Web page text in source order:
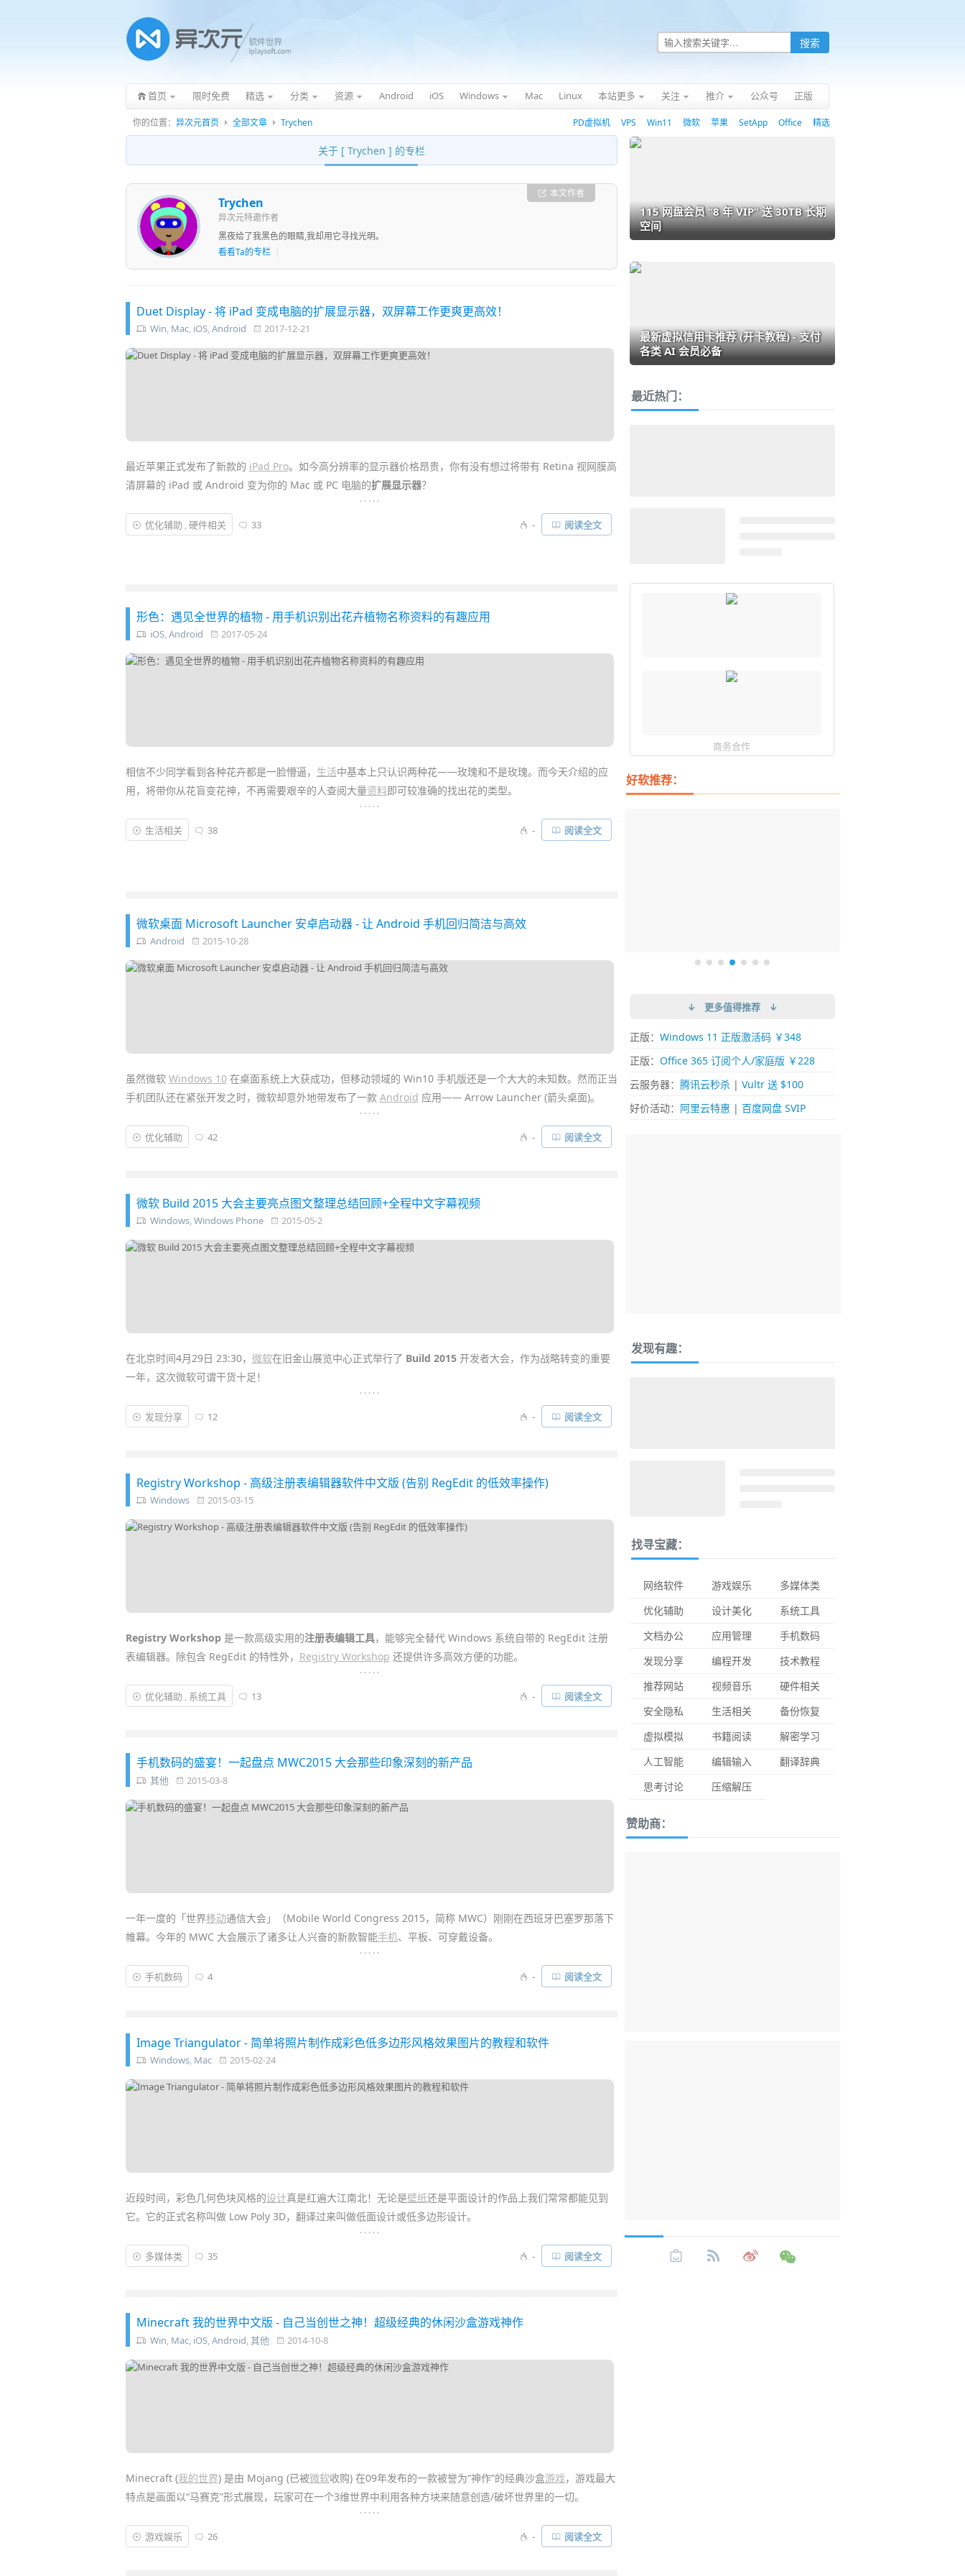
首页 限时免费 精选 分类 资源 Android iOS Windows Mac Linux 本站更多 关注 推介 公众号 正版
你的位置： 异次元首页 全部文章 Trychen PD虚拟机 VPS Win11 微软 苹果 SetApp Office 精选
关于 [ Trychen ] 的专栏
Trychen
异次元特邀作者
黑夜给了我黑色的眼睛,我却用它寻找光明。‍‍‍
看看Ta的专栏|
本文作者
Duet Display - 将 iPad 变成电脑的扩展显示器，双屏幕工作更爽更高效！
Win, Mac, iOS,Android 2017-12-21
最近苹果正式发布了新款的 iPad Pro。如今高分辨率的显示器价格昂贵，你有没有想过将带有 Retina 视网膜高
清屏幕的 iPad 或 Android 变为你的 Mac 或 PC 电脑的扩展显示器？
Duet Display 就可以把 iPad / iPhone / 安卓平板变成你电脑的第二台显示器！相对于通过「网络远程控制」
类的 APP，Duet 通过USB
数据线传输画面，无论清晰度、稳定性还是流畅度都完胜。即使开启 Retina 视网膜
. . . . .
优化辅助 ,硬件相关 33 - 阅读全文
形色：遇见全世界的植物 - 用手机识别出花卉植物名称资料的有趣应用
iOS,Android 2017-05-24
相信不少同学看到各种花卉都是一脸懵逼， 生活中基本上只认识两种花——玫瑰和不是玫瑰。而今天介绍的应
用，将带你从花盲变花神，不再需要艰辛的人查阅大量资料即可较准确的找出花的类型。
「形色」是一款集 花卉植物识别
分享功能于一体的有趣应用，可以通过手机摄像头快速智能地识别出现
实中的鲜花的名字和资料。而且它与市面上大多数的花卉识别应用不同，形色还加入了多样化的社交功能，对
. . . . .
生活相关 38 - 阅读全文
微软桌面 Microsoft Launcher 安卓启动器 - 让 Android 手机回归简洁与高效
Android 2015-10-28
虽然微软 Windows 10在桌面系统上大获成功，但移动领域的 Win10 手机版还是一个大大的未知数。然而正当
手机团队还在紧张开发之时，微软却意外地带发布了一款 Android 应用—— Arrow Launcher (箭头桌面)。
看来 微软已经开始琢磨手机平台的B计划了：想办法渗透到其他移动平台。而当前要微软做一款 安卓手机或
ROM 肯定不现实，那么推出一个 Android 桌面启动器就比较顺理成章了。微软试图通过
Arrow Launcher(箭
. . . . .
优化辅助 42 - 阅读全文
微软 Build 2015 大会主要亮点图文整理总结回顾+全程中文字幕视频
Windows,Windows Phone 2015-05-2
在北京时间4月29日 23:30， 微软在旧金山展览中心正式举行了 Build 2015开发者大会，作为战略转变的重要
一年，这次微软可谓干货十足！
在 Build 2015 首日的将近三小时的主题演讲中，微软 CEO Satya Nadella 等高管们轮流登台，宣布了一系列
针对新产品和服务，包括 Azure、
产品与业务的发展以及头戴式增强现实设备 HoloLens
. . . . .
发现分享 12 - 阅读全文
Registry Workshop - 高级注册表编辑器软件中文版 (告别 RegEdit 的低效率操作)
Windows 2015-03-15
Registry Workshop 是一款高级实用的注册表编辑工具，能够完全替代 Windows 系统自带的 RegEdit 注册
表编辑器。除包含 RegEdit 的特性外， Registry Workshop 还提供许多高效方便的功能。
提高注册表编辑操作效率 ：能够剪切，复制和粘贴注册项和键值名，还可以进行撤销和重做操作；能够快速地
查找和替换所需注册项，键值名和字符串；允许编辑注册表文件同系统自带的
编辑器一样；并且提供容
. . . . .
优化辅助 , 系统工具 13 - 阅读全文
手机数码的盛宴！一起盘点 MWC2015 大会那些印象深刻的新产品
其他 2015-03-8
一年一度的「世界移动通信大会」（Mobile World Congress 2015，简称 MWC）刚刚在西班牙巴塞罗那落下
帷幕。今年的 MWC 大会展示了诸多让人兴奋的新款智能手机、平板、可穿戴设备。
从这些最新的 数码 产品以及最具创新的核心产品，我们可以看出各大厂商的新技术以及预示着未来科技发展的
趋势。今天小编就带大家一起来回顾盘点
. . . . .
手机数码 4 - 阅读全文
Image Triangulator - 简单将照片制作成彩色低多边形风格效果图片的教程和软件
Windows, Mac 2015-02-24
近段时间，彩色几何色块风格的设计真是红遍大江南北！无论是壁纸还是平面设计的作品上我们常常都能见到
它。它的正式名称叫做 Low Poly 3D，翻译过来叫做低面设计或低多边形设计。
低多边形最初起源于
建模，通常设计师会运用大量的多边形来让 3D 模型 (譬如人物) 的线条更圆润自然，看
起来更接近真实。然而，
却是反道而行，它使用少量的多边形来表现出棱角分明的矢量晶格化艺
. . . . .
多媒体类 35 - 阅读全文
Minecraft 我的世界中文版 - 自己当创世之神！超级经典的休闲沙盒游戏神作
Win, Mac, iOS,Android,其他 2014-10-8
Minecraft (我的世界) 是由 Mojang (已被微软收购) 在09年发布的一款被誉为“神作”的经典沙盒游戏，游戏最大
特点是画面以“马赛克”形式展现，玩家可在一个3维世界中利用各种方块来随意创造/破坏世界里的一切。
《我的世界》的游戏方式非常独特！它本身没有任何剧情故事，游戏方式完全自由。玩家要做的就是去创造属
于自己的世界！你可以像拼
一样制作各类建筑，小到简单的小木屋，大到一个城堡甚至一个宏伟的城
. . . . .
游戏娱乐 26 - 阅读全文
115 网盘会员 “8 年 VIP” 送 30TB 长期
空间
最新虚拟信用卡推荐 (开卡教程) - 支付
各类 AI 会员必备
最近热门：
商务合作
好软推荐：
↓ 更多值得推荐 ↓
正版： Windows 11 正版激活码 ￥348
正版： Office 365 订阅个人/家庭版 ￥228
云服务器： 腾讯云秒杀| Vultr 送 $100
好价活动： 阿里云特惠 | 百度网盘 SVIP
发现有趣：
找寻宝藏：
网络软件 游戏娱乐
多媒体类
优化辅助
设计美化
系统工具
文档办公
应用管理
手机数码
发现分享
编程开发
技术教程
推荐网站
视频音乐
硬件相关
安全隐私
生活相关
备份恢复
虚拟模拟
书籍阅读
解密学习
人工智能
编辑输入
翻译辞典
思考讨论
压缩解压
赞助商：